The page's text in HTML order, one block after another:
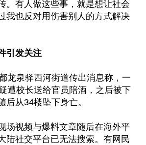
。有人做这些事，就是想让社会
我也反对用伤害别人的方式解决
引发关注
龙泉驿西河街道传出消息称，一
遭校长送给官员陪酒，之后被下
后从34楼坠下身亡。
场视频与爆料文章随后在海外平
陆社交平台已无法搜索。有网民